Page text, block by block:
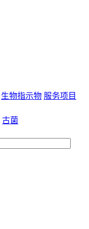
生物指示物 服务项目
古菌